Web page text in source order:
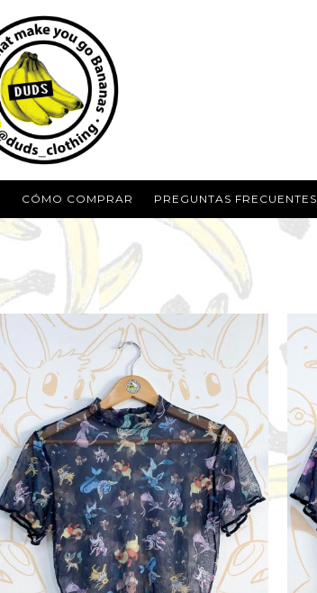
CÓMO COMPRAR PREGUNTAS FRECUENTES